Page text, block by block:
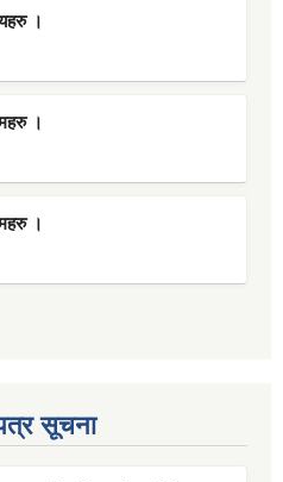
।
।
।
सूचना